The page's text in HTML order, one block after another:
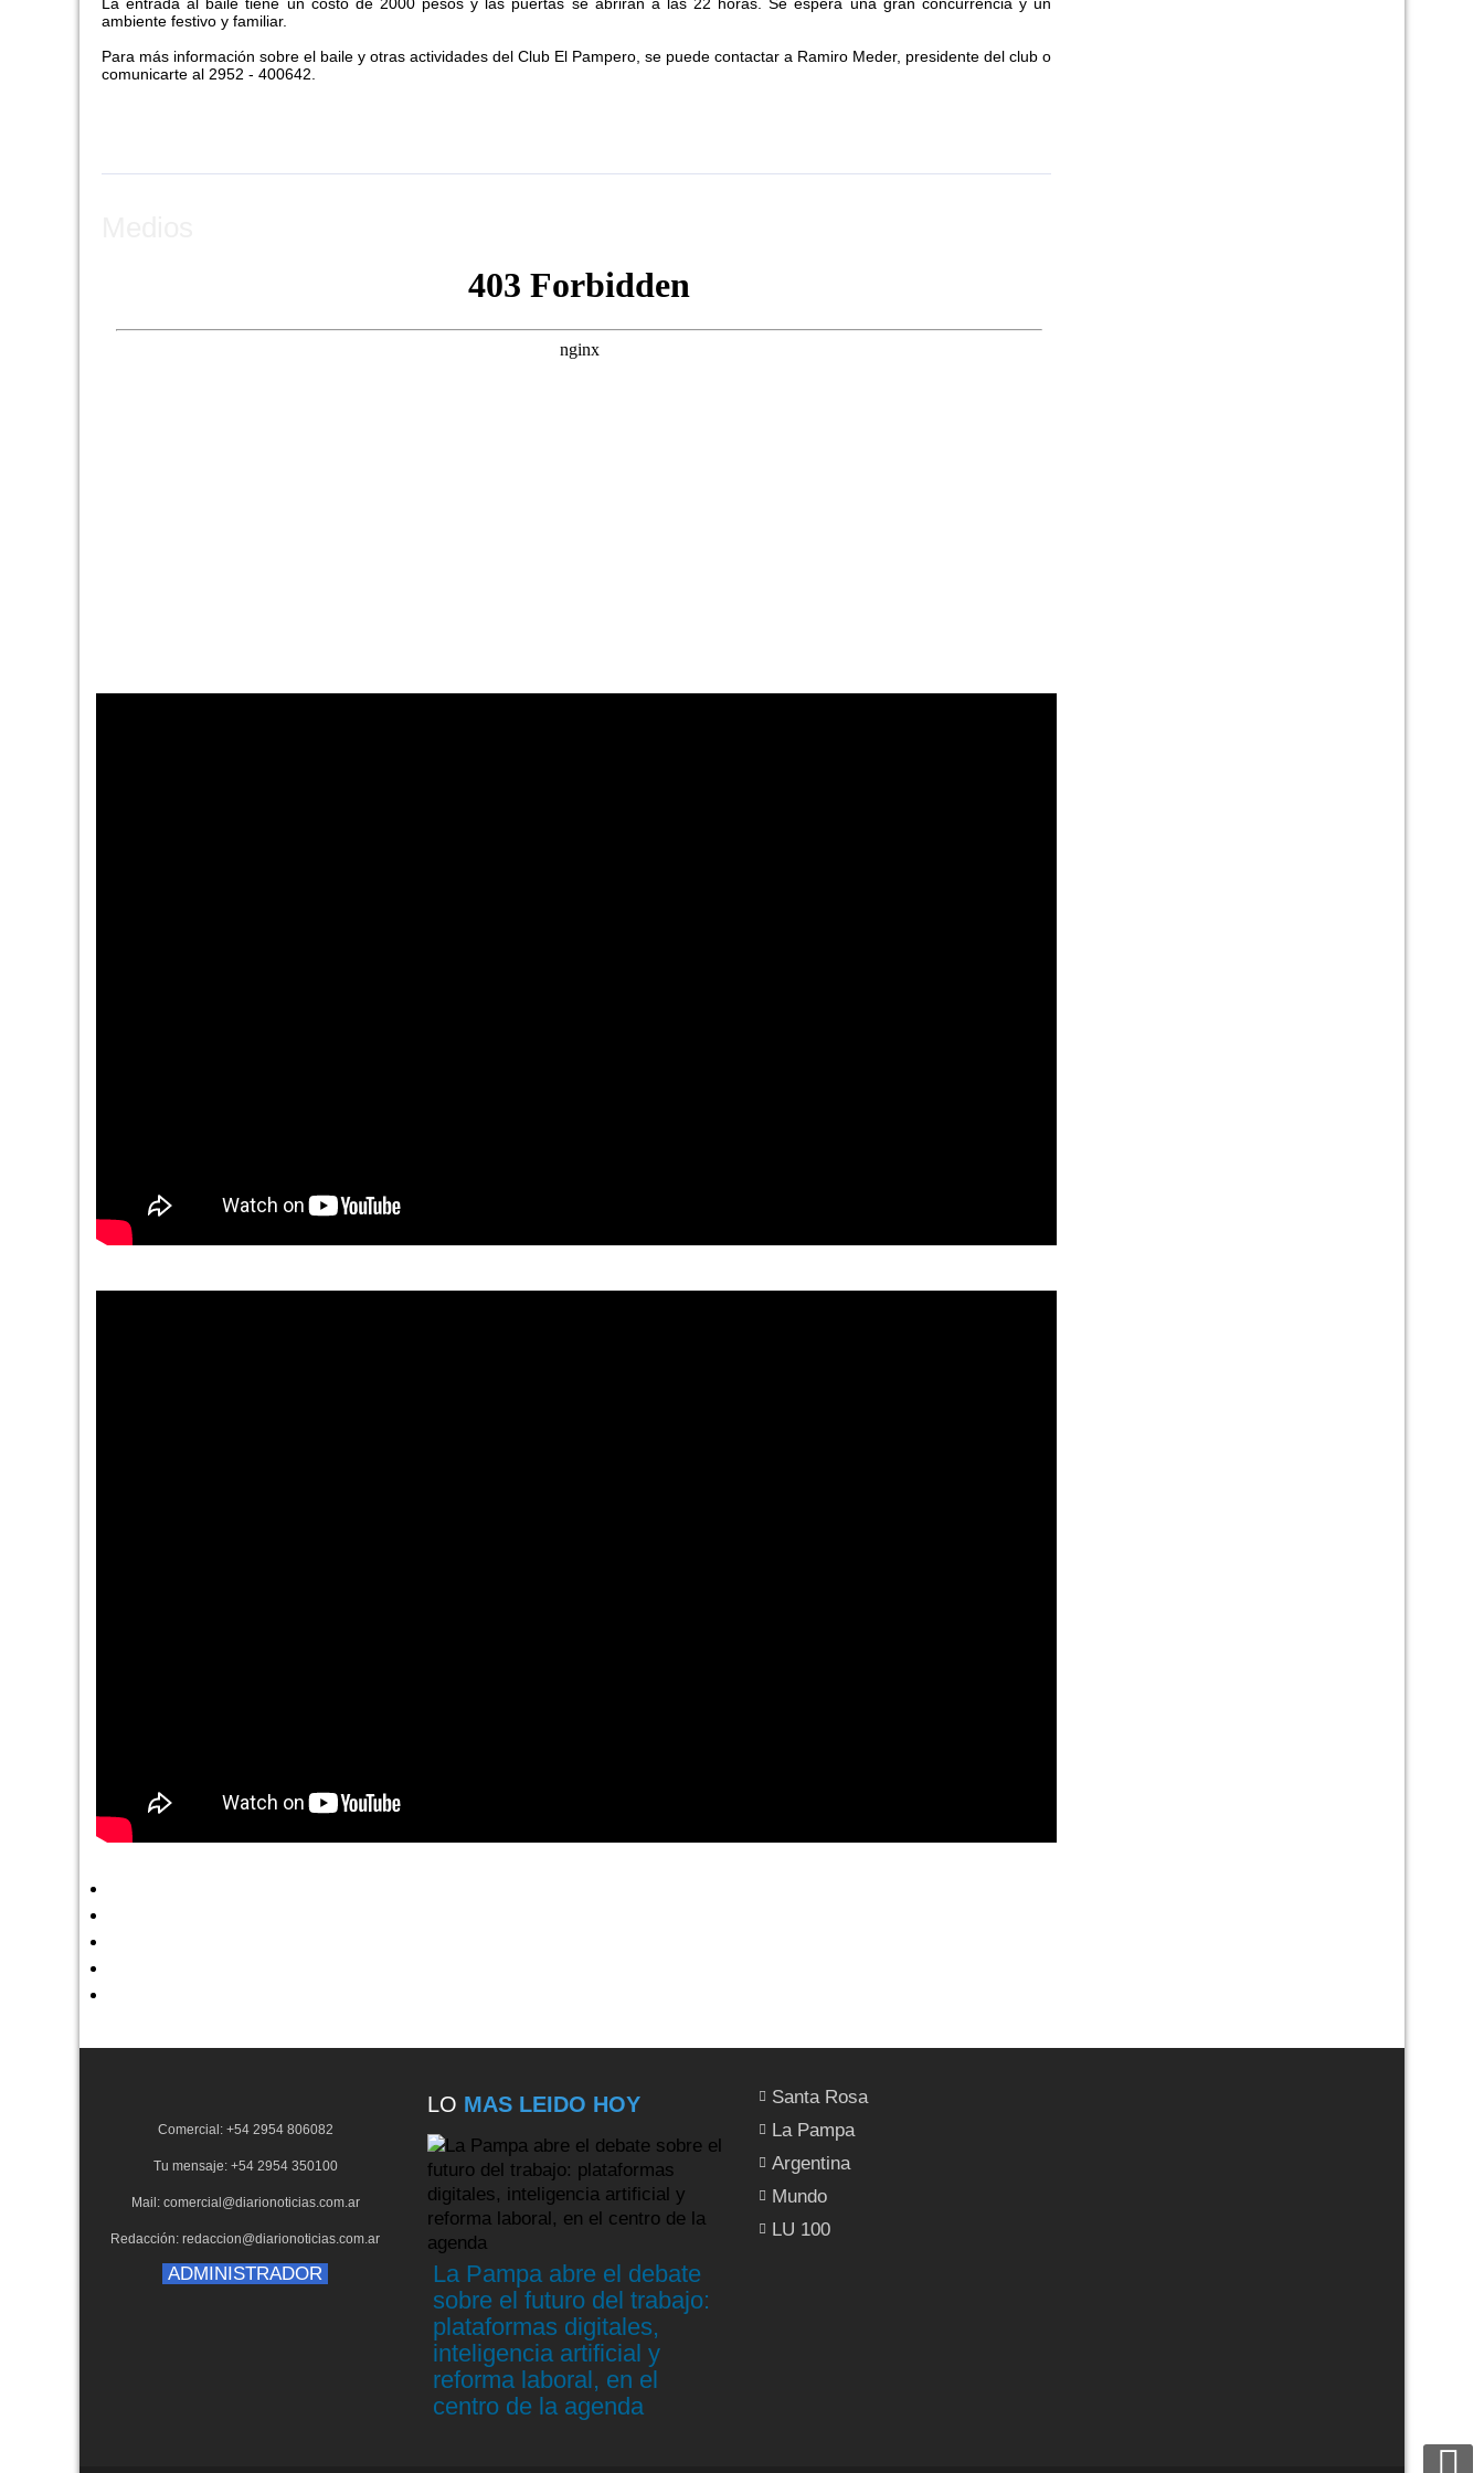
ambiente festivo y familiar.
Para más información sobre el baile y otras actividades del Club El Pampero, se puede contactar a Ramiro Meder, presidente del club o
comunicarte al 2952 - 400642.
Comercial: +54 2954 806082
Tu mensaje: +54 2954 350100
Mail: comercial@diarionoticias.com.ar
Redacción: redaccion@diarionoticias.com.ar
ADMINISTRADOR
LO MAS LEIDO HOY
La Pampa abre el debate
sobre el futuro del trabajo:
plataformas digitales,
inteligencia artificial y
reforma laboral, en el
centro de la agenda
Santa Rosa
La Pampa
Argentina
Mundo
LU 100